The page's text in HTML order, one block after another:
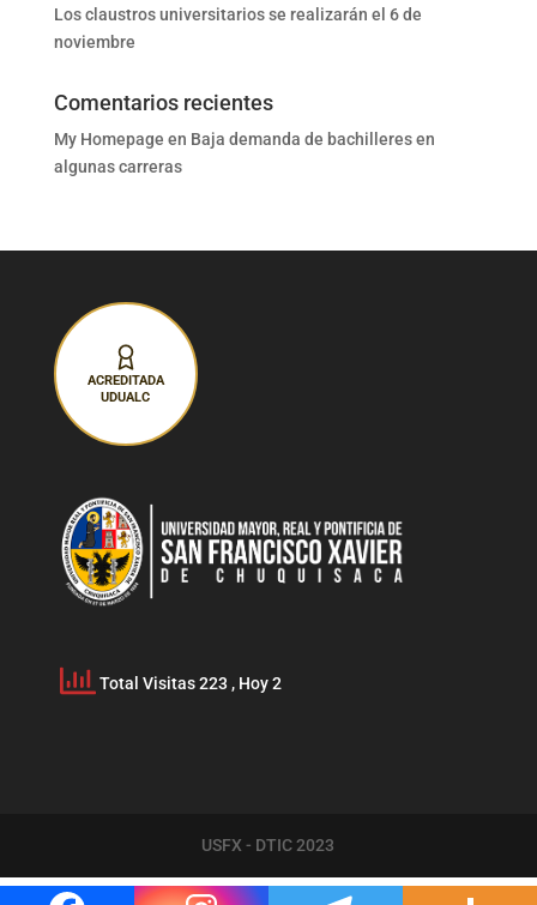
Los claustros universitarios se realizarán el 6 de
noviembre
Comentarios recientes
My Homepage en Baja demanda de bachilleres en
algunas carreras
ACREDITADA
UDUALC
Total Visitas 223 , Hoy 2
USFX - DTIC 2023